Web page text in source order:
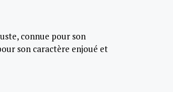
connue pour son
son caractère enjoué et